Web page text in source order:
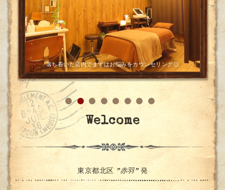
落ち着いた店内でまずはお悩みをカウンセリング◎
完全プライベート空間でリラックスして施術を受けていただけ
ます
Welcome
東京都北区 ”赤羽”発